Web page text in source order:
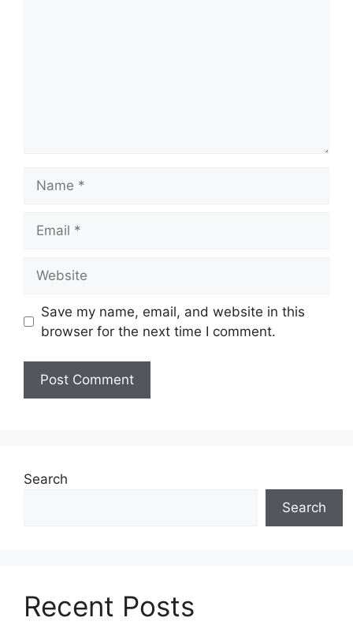
Save my name, email, and website in this
browser for the next time I comment.
Search
Search
Recent Posts